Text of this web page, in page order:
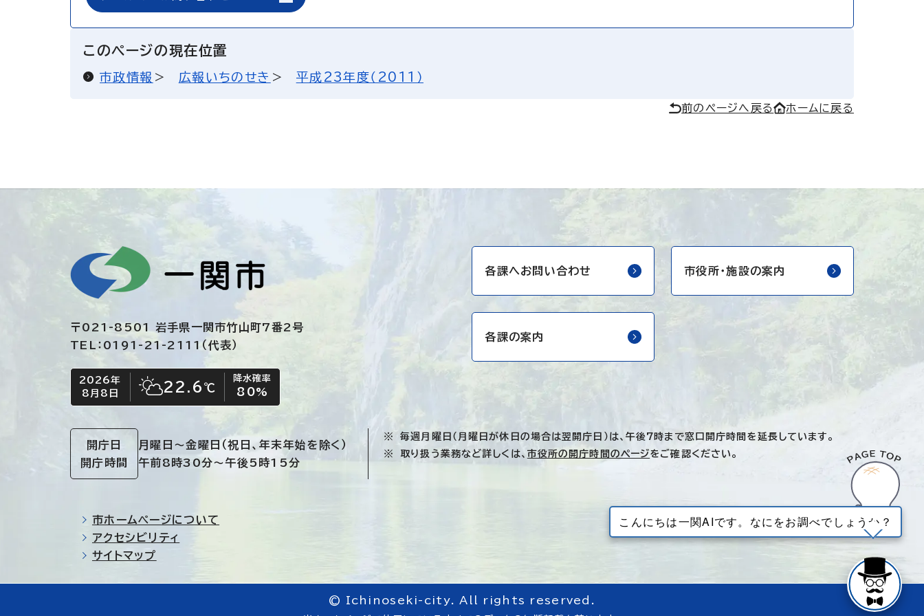
このページの現在位置
市政情報 広報いちのせき 平成23年度（2011）
前のページへ戻る ホームに戻る
〒021-8501 岩手県一関市竹山町7番2号
TEL：0191-21-2111（代表）
今日の日付
2026年
8月8日
今日の天気
晴れ時々くもり
22.6℃
降水確率
80%
各課へお問い合わせ 市役所・施設の案内
各課の案内
開庁日
開庁時間
月曜日～金曜日 （祝日、年末年始を除く）
午前8時30分～午後5時15分
毎週月曜日（月曜日が休日の場合は翌開庁日）は、午後7時まで窓口開庁時間を延長しています。
取り扱う業務など詳しくは、 市役所の開庁時間のページをご確認ください。
市ホームページについて
アクセシビリティ
サイトマップ
© Ichinoseki-city. All rights reserved.